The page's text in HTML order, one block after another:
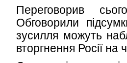
Переговорив
Обговорили
зусилля можуть
вторгнення Росії